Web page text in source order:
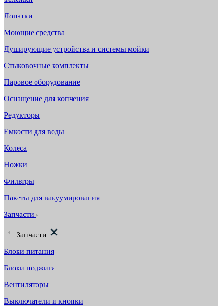
Лопатки
Моющие средства
Душирующие устройства и системы мойки
Стыковочные комплекты
Паровое оборудование
Оснащение для копчения
Редукторы
Емкости для воды
Колеса
Ножки
Фильтры
Пакеты для вакуумирования
Запчасти
Запчасти
Блоки питания
Блоки поджига
Вентиляторы
Выключатели и кнопки